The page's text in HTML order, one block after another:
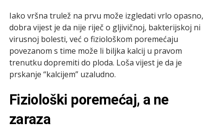
Iako vršna trulež na prvu može izgledati vrlo opasno,
dobra vijest je da nije riječ o gljivičnoj, bakterijskoj ni
virusnoj bolesti, već o fiziološkom poremećaju
povezanom s time može li biljka kalcij u pravom
trenutku dopremiti do ploda. Loša vijest je da je
prskanje “kalcijem” uzaludno.
Fiziološki poremećaj, a ne
zaraza